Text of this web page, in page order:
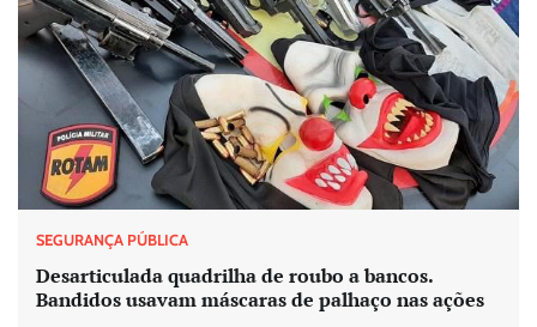
SEGURANÇA PÚBLICA
Desarticulada quadrilha de roubo a bancos.
Bandidos usavam máscaras de palhaço nas ações